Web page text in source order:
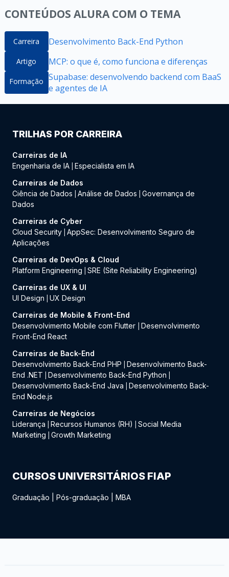
CONTEÚDOS ALURA COM O TEMA
Carreira Desenvolvimento Back-End Python
Artigo MCP: o que é, como funciona e diferenças
Formação Supabase: desenvolvendo backend com BaaS
e agentes de IA
TRILHAS POR CARREIRA
Carreiras de IA
Engenharia de IA Especialista em IA
Carreiras de Dados
Ciência de Dados
Análise de Dados
Governança de
Dados
Carreiras de Cyber
Cloud Security AppSec: Desenvolvimento Seguro de
Aplicações
Carreiras de DevOps & Cloud
Platform Engineering
SRE (Site Reliability Engineering)
Carreiras de UX & UI
UI Design
UX Design
Carreiras de Mobile & Front-End
Desenvolvimento Mobile com Flutter
Desenvolvimento
Front-End React
Carreiras de Back-End
Desenvolvimento Back-End PHP
Desenvolvimento Back-
End .NET
Desenvolvimento Back-End Python
Desenvolvimento Back-End Java
Desenvolvimento Back-
End Node.js
Carreiras de Negócios
Liderança
Recursos Humanos (RH)
Social Media
Marketing
Growth Marketing
CURSOS UNIVERSITÁRIOS FIAP
Graduação Pós-graduação MBA